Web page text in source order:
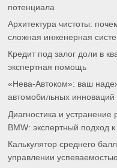
потенциала
Архитектура чистоты:
сложная инженерная
Кредит под залог доли в
экспертная помощь
«Нева-Автоком»: ваш
автомобильных инноваций
Диагностика и
BMW: экспертный подход
Калькулятор среднего
управлении успеваемостью